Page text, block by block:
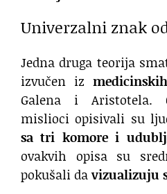
Univerzalni znak
Jedna druga teorija
izvučen iz
Galena i Aristotela.
mislioci opisivali su
sa tri komore i
ovakvih opisa su
pokušali davizualizuju